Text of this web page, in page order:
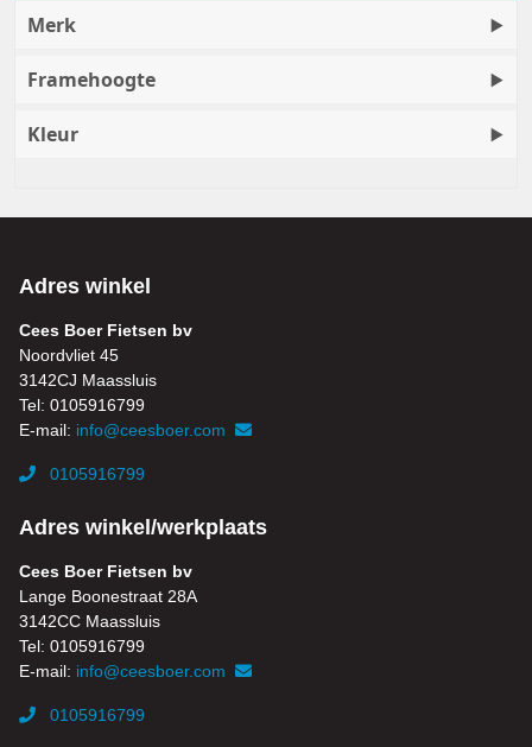
Merk
Framehoogte
Kleur
Adres winkel
Cees Boer Fietsen bv
Noordvliet 45
3142CJ Maassluis
Tel: 0105916799
E-mail: info@ceesboer.com
0105916799
Adres winkel/werkplaats
Cees Boer Fietsen bv
Lange Boonestraat 28A
3142CC Maassluis
Tel: 0105916799
E-mail: info@ceesboer.com
0105916799